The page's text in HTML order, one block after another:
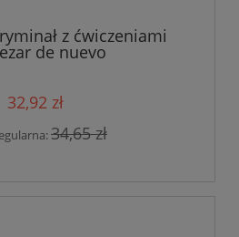
z ćwiczeniami
de nuevo
32,92 zł
34,65 zł